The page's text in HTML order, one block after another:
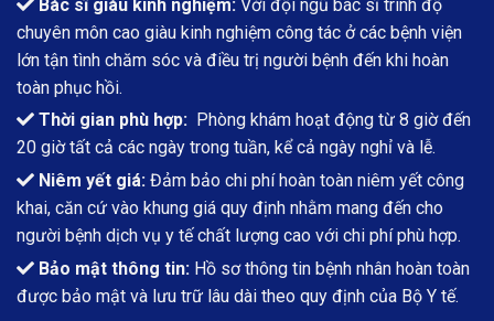
Bác sĩ giàu kinh nghiệm: Với đội ngũ bác sĩ trình độ
chuyên môn cao giàu kinh nghiệm công tác ở các bệnh viện
lớn tận tình chăm sóc và điều trị người bệnh đến khi hoàn
toàn phục hồi.
Thời gian phù hợp: Phòng khám hoạt động từ 8 giờ đến
20 giờ tất cả các ngày trong tuần, kể cả ngày nghỉ và lễ.
Niêm yết giá: Đảm bảo chi phí hoàn toàn niêm yết công
khai, căn cứ vào khung giá quy định nhằm mang đến cho
người bệnh dịch vụ y tế chất lượng cao với chi phí phù hợp.
Bảo mật thông tin: Hồ sơ thông tin bệnh nhân hoàn toàn
được bảo mật và lưu trữ lâu dài theo quy định của Bộ Y tế.